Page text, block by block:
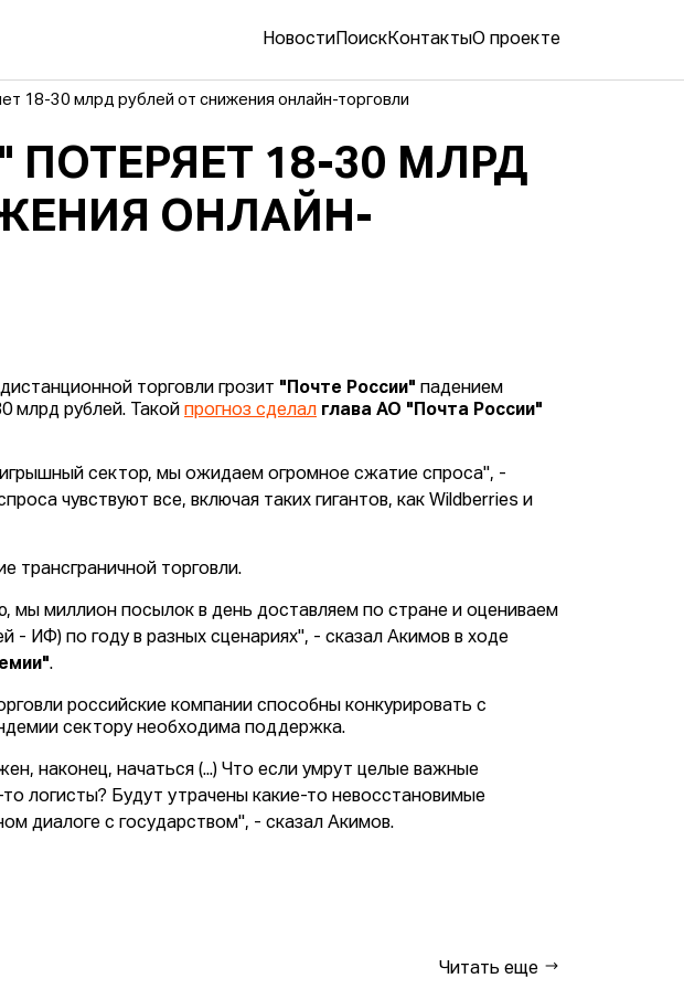
Новости ПоискКонтактыО проекте
18-30 млрд рублей от снижения онлайн-торговли
ПОТЕРЯЕТ 18-30 МЛРД
ОНЛАЙН-
торговли грозит "Почте России" падением
млрд рублей. Такойпрогноз сделал глава АО "Почта России"
сектор, мы ожидаем огромное сжатие спроса", -
чувствуют все, включая таких гигантов, как Wildberries и
трансграничной торговли.
мы миллион посылок в день доставляем по стране и оцениваем
- ИФ) по году в разных сценариях", - сказал Акимов в ходе
.
российские компании способны конкурировать с
сектору необходима поддержка.
наконец, начаться (...) Что если умрут целые важные
логисты? Будут утрачены какие-то невосстановимые
диалоге с государством", - сказал Акимов.
Читать еще